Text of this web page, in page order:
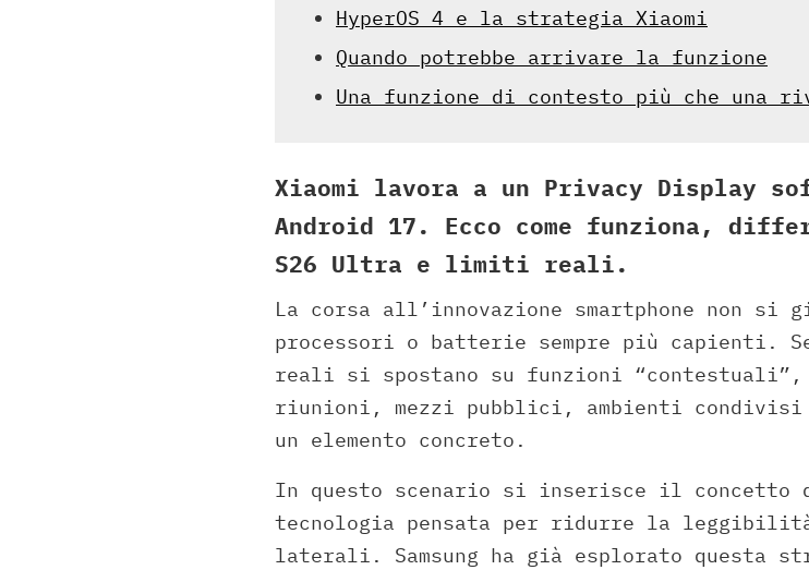
HyperOS 4 e la strategia Xiaomi
Quando potrebbe arrivare la funzione
Una funzione di contesto più che una
Xiaomi lavora a un Privacy Display
Android 17. Ecco come funziona,
S26 Ultra e limiti reali.
La corsa all’innovazione smartphone non si
processori o batterie sempre più capienti.
reali si spostano su funzioni “contestuali”,
riunioni, mezzi pubblici, ambienti
un elemento concreto.
In questo scenario si inserisce il concetto
tecnologia pensata per ridurre la leggibilità
laterali. Samsung ha già esplorato questa